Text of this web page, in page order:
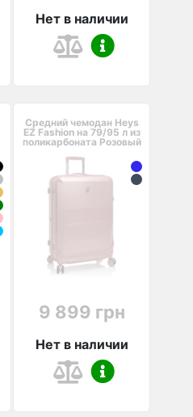
Нет в наличии
Средний чемодан Heys
EZ Fashion на 79/95 л из
поликарбоната Розовый
9 899 грн
Нет в наличии